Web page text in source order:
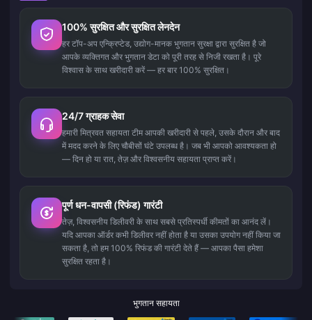
100% सुरक्षित और सुरक्षित लेनदेन
हर टॉप-अप एन्क्रिप्टेड, उद्योग-मानक भुगतान सुरक्षा द्वारा सुरक्षित है जो
आपके व्यक्तिगत और भुगतान डेटा को पूरी तरह से निजी रखता है। पूरे
विश्वास के साथ खरीदारी करें — हर बार 100% सुरक्षित।
24/7 ग्राहक सेवा
हमारी मित्रवत सहायता टीम आपकी खरीदारी से पहले, उसके दौरान और बाद
में मदद करने के लिए चौबीसों घंटे उपलब्ध है। जब भी आपको आवश्यकता हो
— दिन हो या रात, तेज़ और विश्वसनीय सहायता प्राप्त करें।
पूर्ण धन-वापसी (रिफंड) गारंटी
तेज़, विश्वसनीय डिलीवरी के साथ सबसे प्रतिस्पर्धी कीमतों का आनंद लें।
यदि आपका ऑर्डर कभी डिलीवर नहीं होता है या उसका उपयोग नहीं किया जा
सकता है, तो हम 100% रिफंड की गारंटी देते हैं — आपका पैसा हमेशा
सुरक्षित रहता है।
भुगतान सहायता